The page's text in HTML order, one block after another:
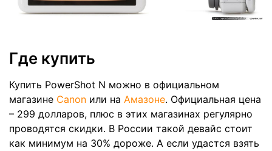
Где купить
Купить PowerShot N можно в официальном
магазине Canon или на Амазоне. Официальная цена
– 299 долларов, плюс в этих магазинах регулярно
проводятся скидки. В России такой девайс стоит
как минимум на 30% дороже. А если удастся взять